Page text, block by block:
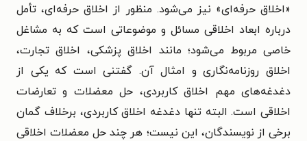
«اخلاق حرفه‌ای» نیز می‌شود. منظور از اخلاق حرفه‌ای، تأمل
درباره ابعاد اخلاقی مسائل و موضوعاتی است که به مشاغل
خاصی مربوط می‌شود؛ مانند اخلاق پزشکی، اخلاق تجارت،
اخلاق روزنامه‌نگاری و امثال آن. گفتنی است که یکی از
دغدغه‌های مهم اخلاق کاربردی، حل معضلات و تعارضات
اخلاقی است. البته تنها دغدغه اخلاق کاربردی، برخلاف گمان
برخی از نویسندگان، این نیست؛ هر چند حل معضلات اخلاقی